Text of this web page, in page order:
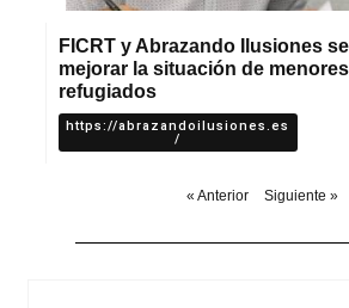
FICRT y Abrazando Ilusiones
mejorar la situación de
refugiados
https://abrazandoilusiones.es
/
« Anterior Siguiente »